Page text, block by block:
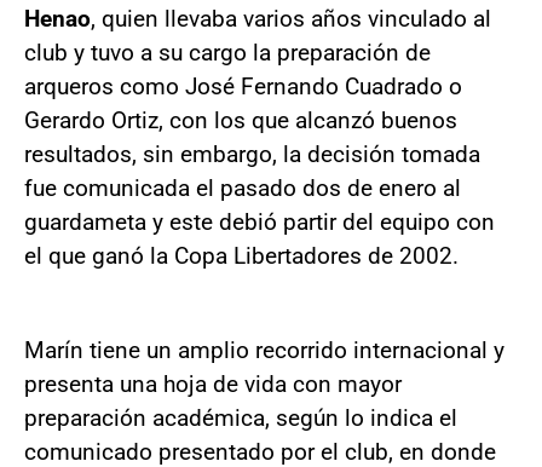
Henao, quien llevaba varios años vinculado al
club y tuvo a su cargo la preparación de
arqueros como José Fernando Cuadrado o
Gerardo Ortiz, con los que alcanzó buenos
resultados, sin embargo, la decisión tomada
fue comunicada el pasado dos de enero al
guardameta y este debió partir del equipo con
el que ganó la Copa Libertadores de 2002.
Marín tiene un amplio recorrido internacional y
presenta una hoja de vida con mayor
preparación académica, según lo indica el
comunicado presentado por el club, en donde